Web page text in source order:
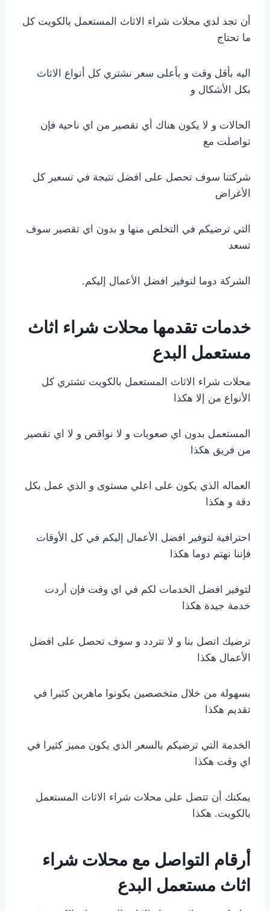
أن تجد لدي محلات شراء الاثاث المستعمل بالكويت كل
ما تحتاج
اليه بأقل وقت و بأعلى سعر نشتري كل أنواع الاثاث
بكل الأشكال و
الحالات و لا يكون هناك أي تقصير من اي ناحية فإن
تواصلت مع
شركتنا سوف تحصل على افضل نتيجة في تسعير كل
الأغراض
التي ترضيكم في التخلص منها و بدون اي تقصير سوف
تسعد
الشركة دوما لتوفير افضل الأعمال إليكم.
خدمات تقدمها محلات شراء اثاث
مستعمل البدع
محلات شراء الاثاث المستعمل بالكويت تشتري كل
الأنواع من إلا هكذا
المستعمل بدون اي صعوبات و لا نواقص و لا اي تقصير
من فريق هكذا
العماله الذي يكون على اعلي مستوى و الذي عمل بكل
دقة و هكذا
احترافية لتوفير افضل الأعمال إليكم في كل الأوقات
فإننا نهتم دوما هكذا
لتوفير افضل الخدمات لكم في اي وقت فإن أردت
خدمة جيدة هكذا
ترضيك اتصل بنا و لا تتردد و سوف تحصل على افضل
الأعمال هكذا
بسهولة من خلال متخصصين يكونوا ماهرين كثيرا في
تقديم هكذا
الخدمة التي ترضيكم بالسعر الذي يكون مميز كثيرا في
اي وقت هكذا
يمكنك أن تتصل على محلات شراء الاثاث المستعمل
بالكويت. هكذا
أرقام التواصل مع محلات شراء
اثاث مستعمل البدع